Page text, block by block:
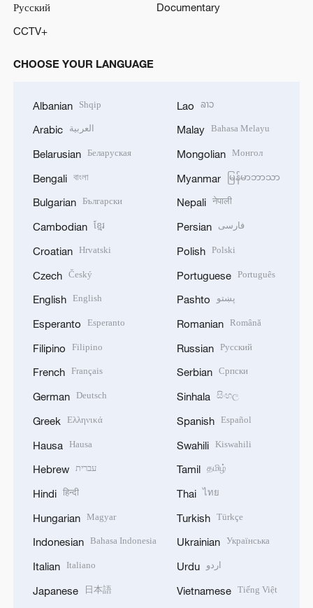
Русский
Documentary
CCTV+
CHOOSE YOUR LANGUAGE
Albanian Shqip
Arabic العربية
Belarusian Беларуская
Bengali বাংলা
Bulgarian Български
Cambodian ខ្មែរ
Croatian Hrvatski
Czech Český
English English
Esperanto Esperanto
Filipino Filipino
French Français
German Deutsch
Greek Ελληνικά
Hausa Hausa
Hebrew עברית
Hindi हिन्दी
Hungarian Magyar
Indonesian Bahasa Indonesia
Italian Italiano
Japanese
日本語
Lao ລາວ
Malay Bahasa Melayu
Mongolian Монгол
Myanmar မြန်မာဘာသာ
Nepali नेपाली
Persian فارسی
Polish Polski
Portuguese Português
Pashto پښتو
Romanian Română
Russian Русский
Serbian Српски
Sinhala සිංහල
Spanish Español
Swahili Kiswahili
Tamil தமிழ்
Thai ไทย
Turkish Türkçe
Ukrainian Українська
Urdu اردو
Vietnamese Tiếng Việt